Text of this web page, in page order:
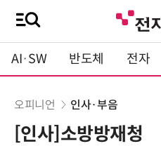
AI·SW 반도체 전자
오피니언 인사·부음
[인사]소방방재청